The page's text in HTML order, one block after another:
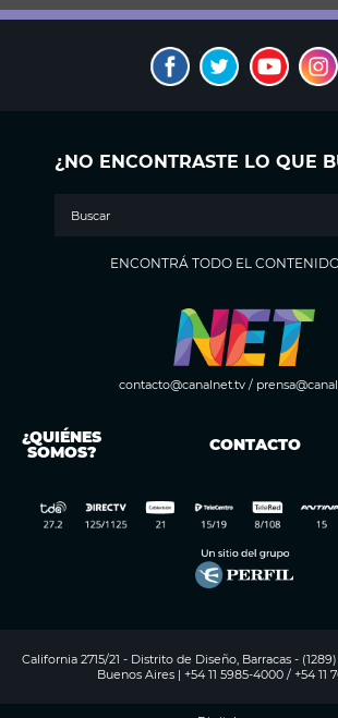
¿NO ENCONTRASTE LO QUE
ENCONTRÁ TODO EL
contacto@canalnet.tv/
¿QUIÉNES
SOMOS? CONTACTO
California 2715/21 - Distrito de Diseño, Barracas -
Buenos Aires | +54 11 5985-4000 / +54 11